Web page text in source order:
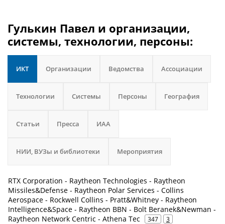
Гулькин Павел и организации,
системы, технологии, персоны:
ИКТ Организации Ведомства Ассоциации
Технологии Системы Персоны География
Статьи Пресса ИАА
НИИ, ВУЗы и библиотеки Мероприятия
RTX Corporation - Raytheon Technologies - Raytheon
Missiles&Defense - Raytheon Polar Services - Collins
Aerospace - Rockwell Collins - Pratt&Whitney - Raytheon
Intelligence&Space - Raytheon BBN - Bolt Beranek&Newman -
Raytheon Network Centric - Athena Tec
347 3